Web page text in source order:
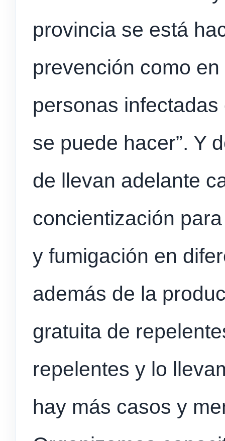
provincia se está
prevención como
personas
se puede hacer”. Y
de llevan adelante
concientización
y fumigación en
además de la
gratuita de
repelentes y lo
hay más casos y